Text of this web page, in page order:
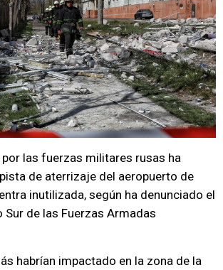
las fuerzas militares rusas ha
de aterrizaje del aeropuerto de
inutilizada, según ha denunciado el
Sur de las Fuerzas Armadas
habrían impactado en la zona de la